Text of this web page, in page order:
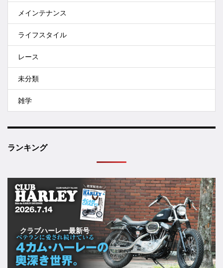
メインテナンス
ライフスタイル
レース
未分類
雑学
ランキング
クラブハーレー最新号